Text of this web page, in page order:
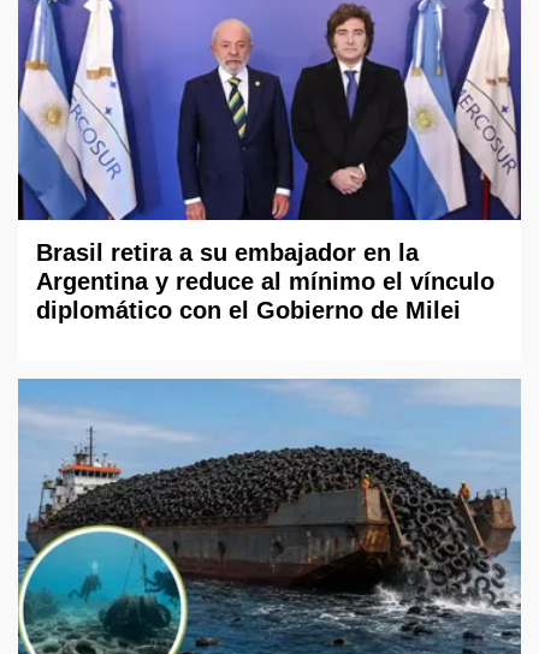
Brasil retira a su embajador en la
Argentina y reduce al mínimo el vínculo
diplomático con el Gobierno de Milei